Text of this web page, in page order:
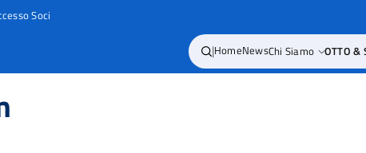
Soci
|HomeNewsChi Siamo OTTO &